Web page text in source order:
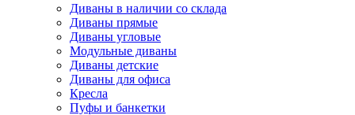
Диваны в наличии со склада
Диваны прямые
Диваны угловые
Модульные диваны
Диваны детские
Диваны для офиса
Кресла
Пуфы и банкетки